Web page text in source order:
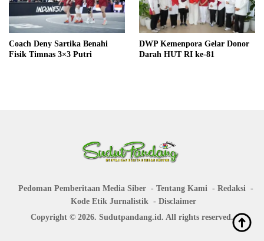
Coach Deny Sartika Benahi
Fisik Timnas 3×3 Putri
DWP Kemenpora Gelar Donor
Darah HUT RI ke-81
Pedoman Pemberitaan Media Siber Tentang Kami
Redaksi
Kode Etik Jurnalistik
Disclaimer
Copyright © 2026. Sudutpandang.id. All rights reserved.